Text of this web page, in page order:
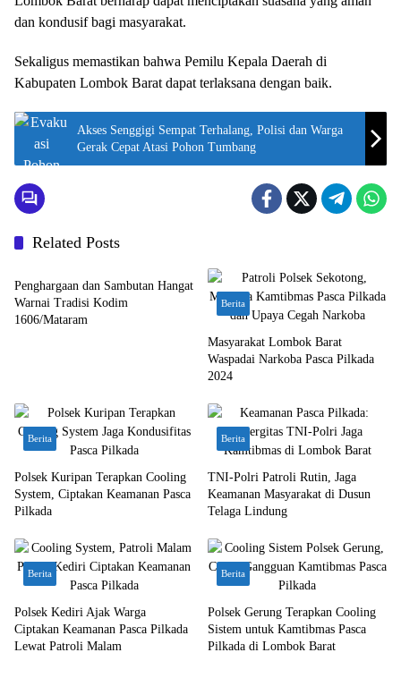
dan kondusif bagi masyarakat.
Sekaligus memastikan bahwa Pemilu Kepala Daerah di
Kabupaten Lombok Barat dapat terlaksana dengan baik.
Akses Senggigi Sempat Terhalang, Polisi dan Warga
Gerak Cepat Atasi Pohon Tumbang
Related Posts
Bali Nusra
Penghargaan dan Sambutan Hangat
Warnai Tradisi Kodim
1606/Mataram
Berita
Masyarakat Lombok Barat
Waspadai Narkoba Pasca Pilkada
2024
Berita
Polsek Kuripan Terapkan Cooling
System, Ciptakan Keamanan Pasca
Pilkada
Berita
TNI-Polri Patroli Rutin, Jaga
Keamanan Masyarakat di Dusun
Telaga Lindung
Berita
Polsek Kediri Ajak Warga
Ciptakan Keamanan Pasca Pilkada
Lewat Patroli Malam
Berita
Polsek Gerung Terapkan Cooling
Sistem untuk Kamtibmas Pasca
Pilkada di Lombok Barat